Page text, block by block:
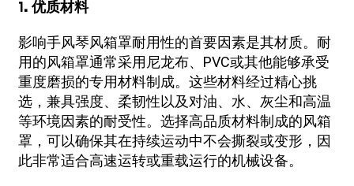
1. 优质材料
影响手风琴风箱罩耐用性的首要因素是其材质。耐
用的风箱罩通常采用尼龙布、PVC或其他能够承受
重度磨损的专用材料制成。这些材料经过精心挑
选，兼具强度、柔韧性以及对油、水、灰尘和高温
等环境因素的耐受性。选择高品质材料制成的风箱
罩，可以确保其在持续运动中不会撕裂或变形，因
此非常适合高速运转或重载运行的机械设备。